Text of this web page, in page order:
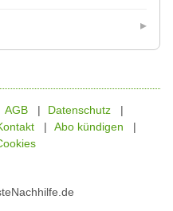
AGB
Datenschutz
Abo kündigen